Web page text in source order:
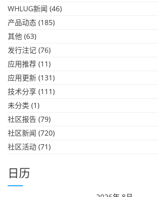
WHLUG新闻 (46)
产品动态 (185)
其他 (63)
发行注记 (76)
应用推荐 (11)
应用更新 (131)
技术分享 (111)
未分类 (1)
社区报告 (79)
社区新闻 (720)
社区活动 (71)
日历